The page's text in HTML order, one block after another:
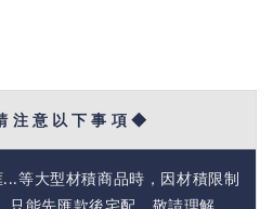
注 意 以 下 事 項 ◆
等大型材積商品時，因材積限制